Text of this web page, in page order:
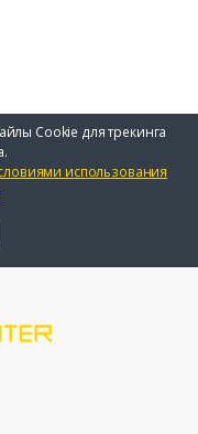
Cookie для трекинга
использования